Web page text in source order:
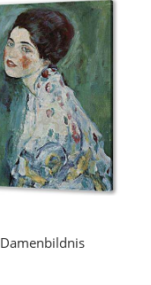
Damenbildnis